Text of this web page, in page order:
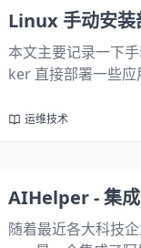
Linux 手动安装
本文主要记录一下
ker 直接部署一些
本。安装 N...
运维技术
AIHelper - 集
随着最近各大科技